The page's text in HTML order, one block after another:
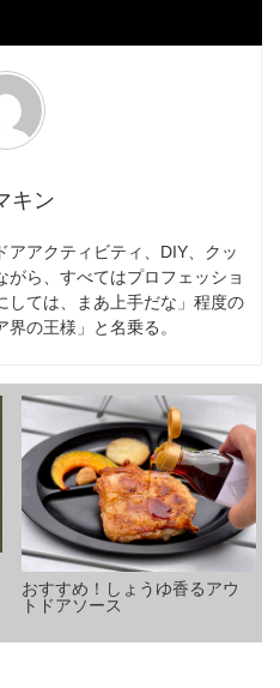
キン
アクティビティ、DIY、クッ
ら、すべてはプロフェッショ
しては、まあ上手だな」程度の
の王様」と名乗る。
おすすめ！しょうゆ香るアウ
トドアソース